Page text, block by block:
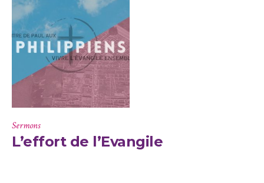
Sermons
L’effort de l’Evangile